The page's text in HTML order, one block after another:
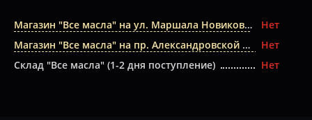
Магазин "Все масла" на ул. Маршала Новикова
Нет
Магазин "Все масла" на пр. Александровской Фермы
Нет
Склад "Все масла" (1-2 дня поступление)
Нет